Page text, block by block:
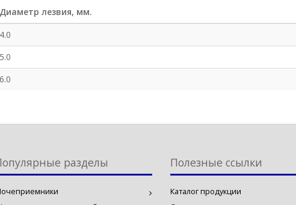
Диаметр лезвия, мм.
4.0
5.0
6.0
разделы Полезные ссылки
Каталог продукции